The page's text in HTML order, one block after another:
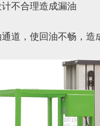
不合理造成漏油
道，使回油不畅，造